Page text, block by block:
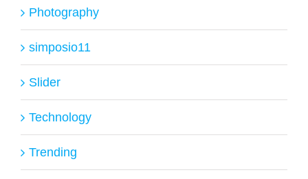
Photography
simposio11
Slider
Technology
Trending